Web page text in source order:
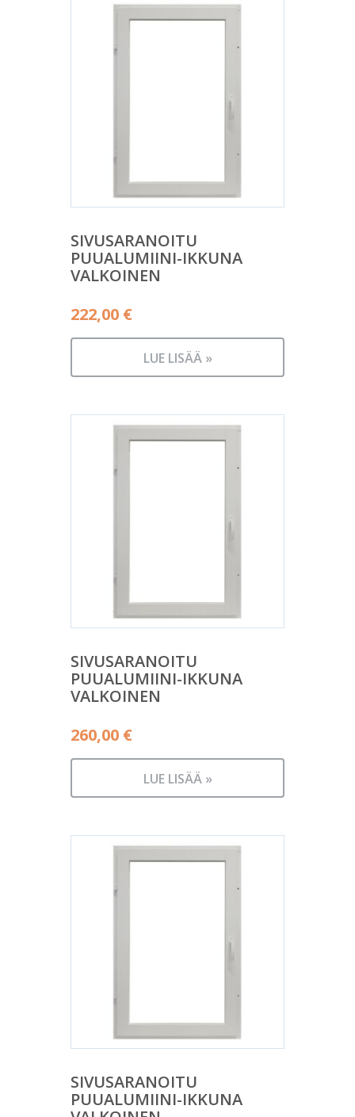
SIVUSARANOITU
PUUALUMIINI-IKKUNA
VALKOINEN
222,00 €
LUE LISÄÄ »
SIVUSARANOITU
PUUALUMIINI-IKKUNA
VALKOINEN
260,00 €
LUE LISÄÄ »
SIVUSARANOITU
PUUALUMIINI-IKKUNA